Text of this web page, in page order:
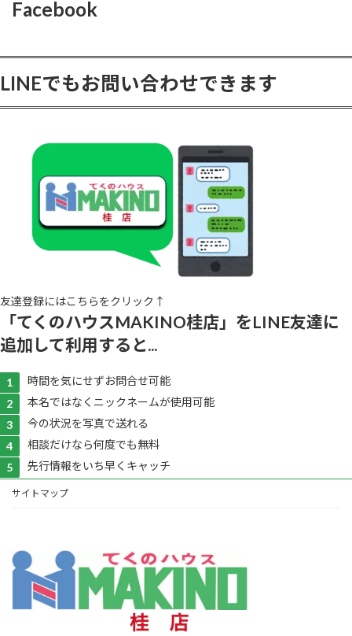
Facebook
LINEでもお問い合わせできます
友達登録にはこちらをクリック↑
「てくのハウスMAKINO桂店」をLINE友達に
追加して利用すると...
時間を気にせずお問合せ可能
本名ではなくニックネームが使用可能
今の状況を写真で送れる
相談だけなら何度でも無料
先行情報をいち早くキャッチ
サイトマップ